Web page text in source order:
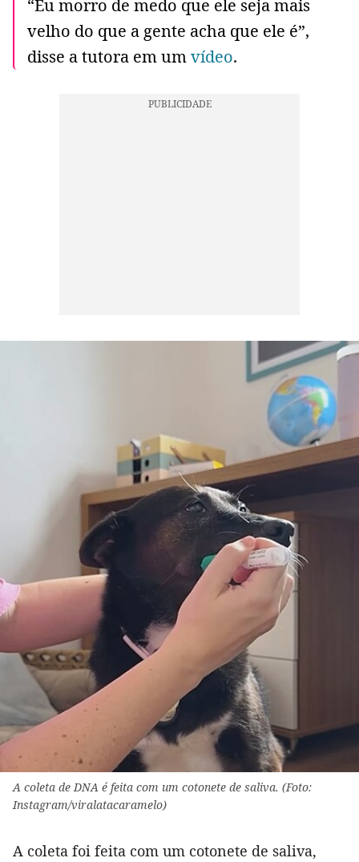
“Eu morro de medo que ele seja mais
velho do que a gente acha que ele é”,
disse a tutora em umvídeo.
A coleta de DNA é feita com um cotonete de saliva. (Foto:
Instagram/viralatacaramelo)
A coleta foi feita com um cotonete de saliva,